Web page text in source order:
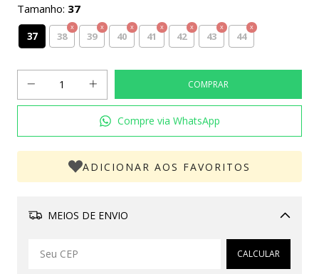
Tamanho: 37
37 38 39 40 41 42 43 44
Compre via WhatsApp
ADICIONAR AOS FAVORITOS
MEIOS DE ENVIO
Alterar CEP
CALCULAR